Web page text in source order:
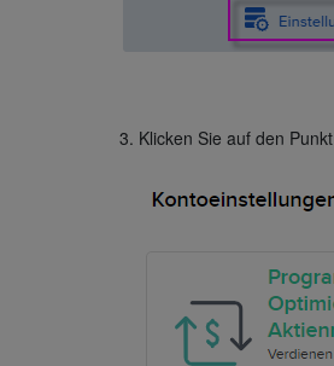
3. Klicken Sie auf den Punkt